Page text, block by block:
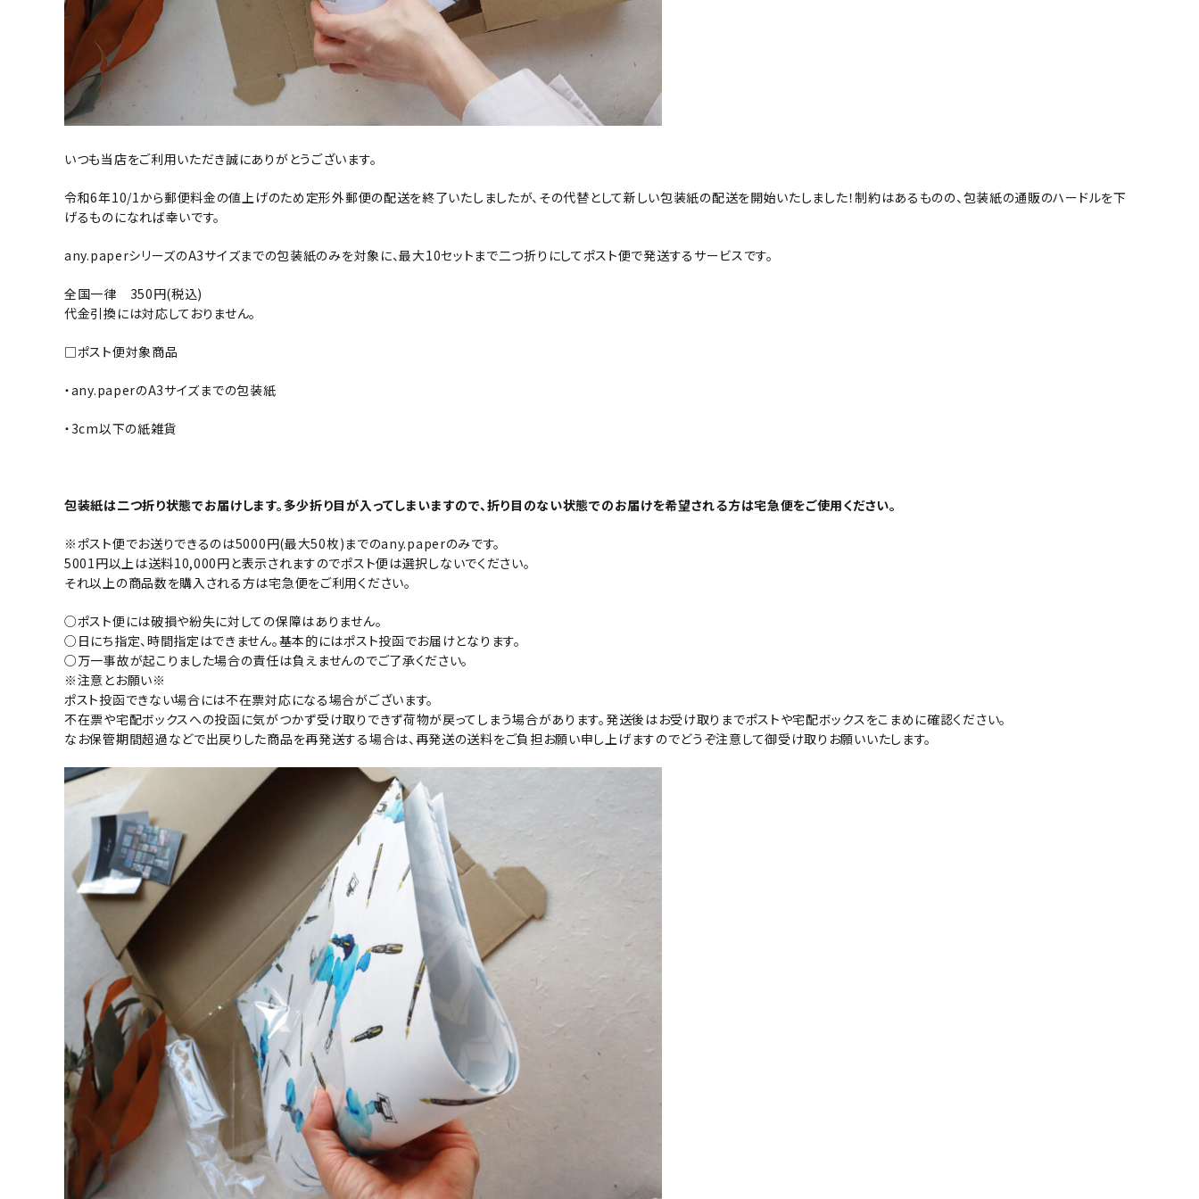
いつも当店をご利用いただき誠にありがとうございます。
令和6年10/1から郵便料金の値上げのため定形外郵便の配送を終了いたしましたが、その代替として新しい包装紙の配送を開始いたしました！制約はあるものの、包装紙の通販のハードルを下
げるものになれば幸いです。
any.paperシリーズのA3サイズまでの包装紙のみを対象に、最大10セットまで二つ折りにしてポスト便で発送するサービスです。
全国一律 350円(税込)
代金引換には対応しておりません。
□ポスト便対象商品
・any.paperのA3サイズまでの包装紙
・3cm以下の紙雑貨
包装紙は二つ折り状態でお届けします。多少折り目が入ってしまいますので、折り目のない状態でのお届けを希望される方は宅急便をご使用ください。
※ポスト便でお送りできるのは5000円(最大50枚)までのany.paperのみです。
5001円以上は送料10,000円と表示されますのでポスト便は選択しないでください。
それ以上の商品数を購入される方は宅急便をご利用ください。
○ポスト便には破損や紛失に対しての保障はありません。
○日にち指定、時間指定はできません。基本的にはポスト投函でお届けとなります。
○万一事故が起こりました場合の責任は負えませんのでご了承ください。
※注意とお願い※
ポスト投函できない場合には不在票対応になる場合がございます。
不在票や宅配ボックスへの投函に気がつかず受け取りできず荷物が戻ってしまう場合があります。発送後はお受け取りまでポストや宅配ボックスをこまめに確認ください。
なお保管期間超過などで出戻りした商品を再発送する場合は、再発送の送料をご負担お願い申し上げますのでどうぞ注意して御受け取りお願いいたします。